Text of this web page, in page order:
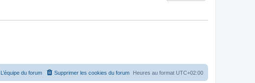
Heures au format UTC+02:00
Supprimer les cookies du forum
L’équipe du forum